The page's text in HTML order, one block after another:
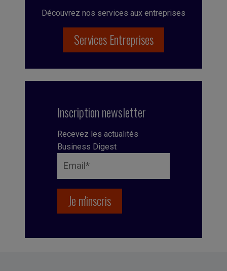
Découvrez nos services aux entreprises
Services Entreprises
Inscription newsletter
Recevez les actualités
Business Digest